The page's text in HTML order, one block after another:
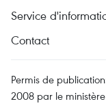
Service
Contact
Permis de
2008 par le